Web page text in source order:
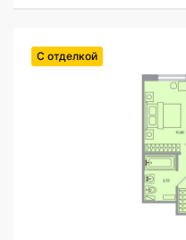
С отделкой